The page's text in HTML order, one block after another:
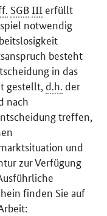
SGBIII erfüllt
notwendig
besteht
in das
gestellt, d.h. der
nach
treffen,
und
zur Verfügung
finden Sie auf